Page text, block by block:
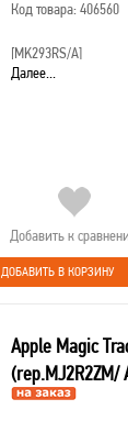
Код товара: 406560
[MK293RS/A]
Далее...
Добавить к
ДОБАВИТЬ В КОРЗИНУ
Apple Magic
(rep.MJ2R2ZM/